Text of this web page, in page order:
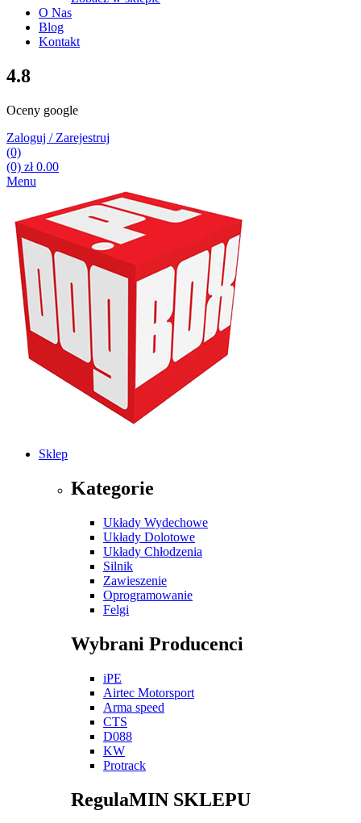
O Nas
Blog
Kontakt
4.8
Oceny google
Zaloguj / Zarejestruj
(0)
(0) zł0.00
Menu
Sklep
Kategorie
Układy Wydechowe
Układy Dolotowe
Układy Chłodzenia
Silnik
Zawieszenie
Oprogramowanie
Felgi
Wybrani Producenci
iPE
Airtec Motorsport
Arma speed
CTS
D088
KW
Protrack
RegulaMIN SKLEPU